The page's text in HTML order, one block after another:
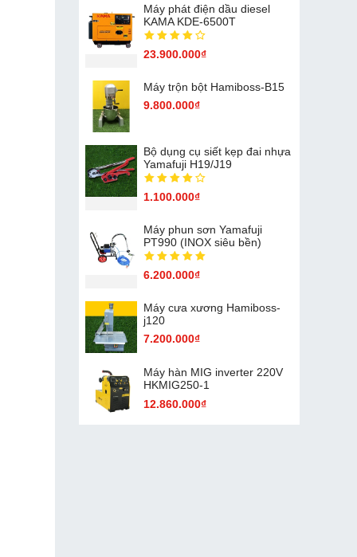
Máy phát điện dầu diesel
KAMA KDE-6500T
23.900.000₫
Máy trộn bột Hamiboss-B15
9.800.000₫
Bộ dụng cụ siết kẹp đai nhựa
Yamafuji H19/J19
1.100.000₫
Máy phun sơn Yamafuji
PT990 (INOX siêu bền)
6.200.000₫
Máy cưa xương Hamiboss-
j120
7.200.000₫
Máy hàn MIG inverter 220V
HKMIG250-1
12.860.000₫